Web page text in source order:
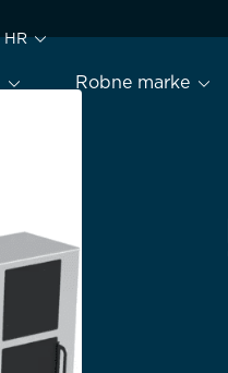
Robne marke
HR